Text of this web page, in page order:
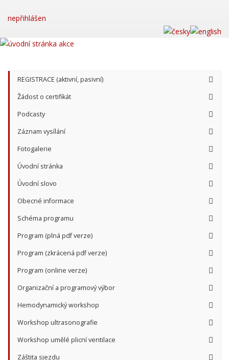
nepřihlášen
REGISTRACE (aktivní, pasivní)
Žádost o certifikát
Podcasty
Záznam vysílání
Fotogalerie
Úvodní stránka
Úvodní slovo
Obecné informace
Schéma programu
Program (plná pdf verze)
Program (zkrácená pdf verze)
Program (online verze)
Organizační a programový výbor
Hemodynamický workshop
Workshop ultrasonografie
Workshop umělé plicní ventilace
Záštita sjezdu